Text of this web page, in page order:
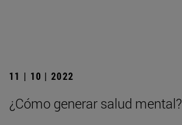
11 | 10 | 2022
¿Cómo generar salud mental?